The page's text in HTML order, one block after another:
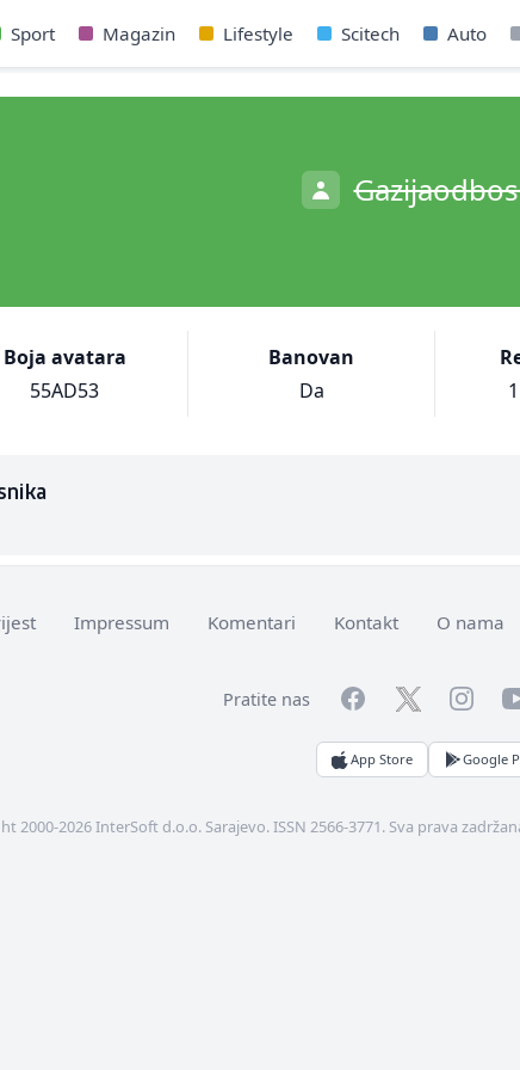
Sport Magazin Lifestyle Scitech Auto
Boja avatara
55AD53
Banovan
Da
Impressum Komentari Kontakt O nama
Pratite nas FacebookTwitter
App Store Google
2000-2026 InterSoft d.o.o. Sarajevo. ISSN 2566-3771. Sva prava